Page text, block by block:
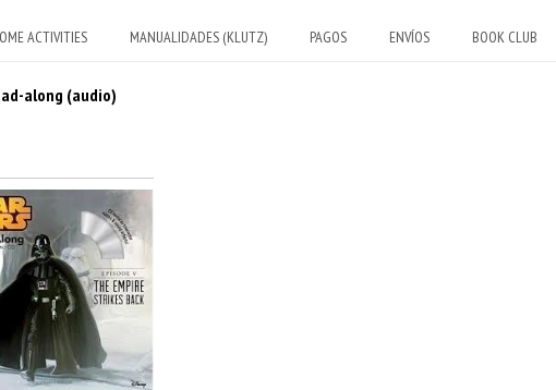
ACTIVITIES MANUALIDADES (KLUTZ) PAGOS ENVÍOS BOOK CLUB
along (audio)